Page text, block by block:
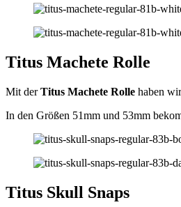
Titus Machete Rolle
Mit derTitus Machete Rolle haben
In den Größen 51mm und 53mm
Titus Skull Snaps